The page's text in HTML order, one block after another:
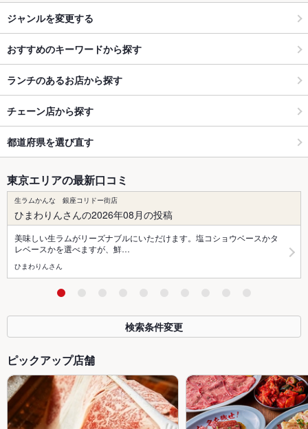
ジャンルを変更する
おすすめのキーワードから探す
ランチのあるお店から探す
チェーン店から探す
都道府県を選び直す
東京エリアの最新口コミ
生ラムかんな 銀座コリドー街店
ひまわりんさんの2026年08月の投稿
美味しい生ラムがリーズナブルにいただけます。塩コショウベースかタ
レベースかを選べますが、鮮…
ひまわりんさん
検索条件変更
ピックアップ店舗